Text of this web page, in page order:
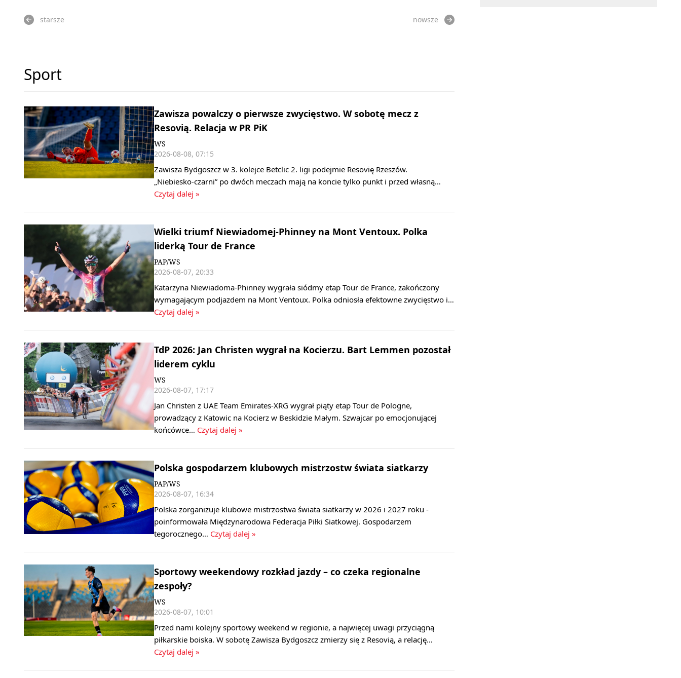
starsze nowsze
Sport
Zawisza powalczy o pierwsze zwycięstwo. W sobotę mecz z
Resovią. Relacja w PR PiK
WS
2026-08-08, 07:15
Zawisza Bydgoszcz w 3. kolejce Betclic 2. ligi podejmie Resovię Rzeszów.
„Niebiesko‑czarni” po dwóch meczach mają na koncie tylko punkt i przed własną…
Czytaj dalej »
Wielki triumf Niewiadomej-Phinney na Mont Ventoux. Polka
liderką Tour de France
PAP/WS
2026-08-07, 20:33
Katarzyna Niewiadoma-Phinney wygrała siódmy etap Tour de France, zakończony
wymagającym podjazdem na Mont Ventoux. Polka odniosła efektowne zwycięstwo i…
Czytaj dalej »
TdP 2026: Jan Christen wygrał na Kocierzu. Bart Lemmen pozostał
liderem cyklu
WS
2026-08-07, 17:17
Jan Christen z UAE Team Emirates-XRG wygrał piąty etap Tour de Pologne,
prowadzący z Katowic na Kocierz w Beskidzie Małym. Szwajcar po emocjonującej
końcówce… Czytaj dalej »
Polska gospodarzem klubowych mistrzostw świata siatkarzy
PAP/WS
2026-08-07, 16:34
Polska zorganizuje klubowe mistrzostwa świata siatkarzy w 2026 i 2027 roku -
poinformowała Międzynarodowa Federacja Piłki Siatkowej. Gospodarzem
tegorocznego… Czytaj dalej »
Sportowy weekendowy rozkład jazdy – co czeka regionalne
zespoły?
WS
2026-08-07, 10:01
Przed nami kolejny sportowy weekend w regionie, a najwięcej uwagi przyciągną
piłkarskie boiska. W sobotę Zawisza Bydgoszcz zmierzy się z Resovią, a relację…
Czytaj dalej »